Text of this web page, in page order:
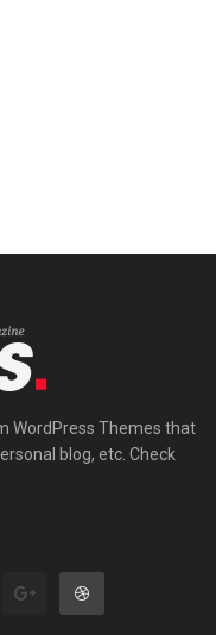
WordPress Themes that
blog, etc. Check